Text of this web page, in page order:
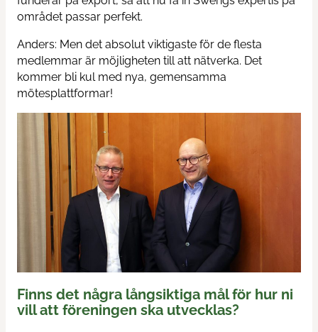
området passar perfekt.
Anders: Men det absolut viktigaste för de flesta
medlemmar är möjligheten till att nätverka. Det
kommer bli kul med nya, gemensamma
mötesplattformar!
Finns det några långsiktiga mål för hur ni
vill att föreningen ska utvecklas?